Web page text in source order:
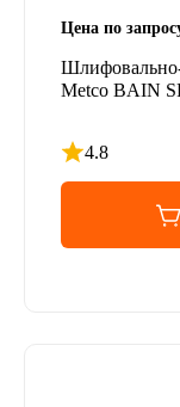
Цена по
Metco BAIN
4.8
Рейтинг 4.8 из